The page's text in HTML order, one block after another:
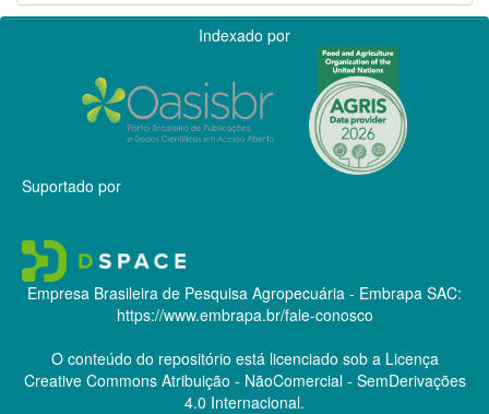
Indexado por
Suportado por
Empresa Brasileira de Pesquisa Agropecuária - Embrapa SAC:
https://www.embrapa.br/fale-conosco
O conteúdo do repositório está licenciado sob a Licença
Creative CommonsAtribuição - NãoComercial - SemDerivações
4.0 Internacional.